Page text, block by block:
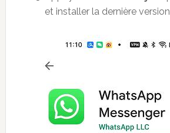
et installer la dernière version